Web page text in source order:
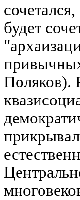
будет
Поляков).